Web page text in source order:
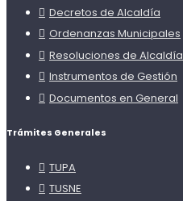
Decretos de Alcaldía
Ordenanzas Municipales
Resoluciones de Alcaldía
Instrumentos de Gestión
Documentos en General
Trámites Generales
TUPA
TUSNE